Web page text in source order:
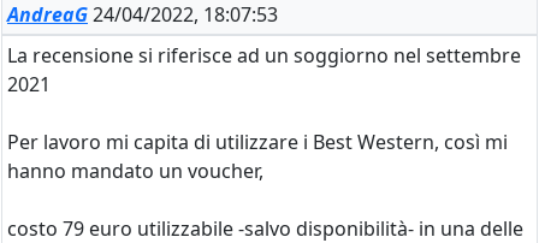
AndreaG24/04/2022, 18:07:53
La recensione si riferisce ad un soggiorno nel settembre
2021
Per lavoro mi capita di utilizzare i Best Western, così mi
hanno mandato un voucher,
costo 79 euro utilizzabile -salvo disponibilità- in una delle